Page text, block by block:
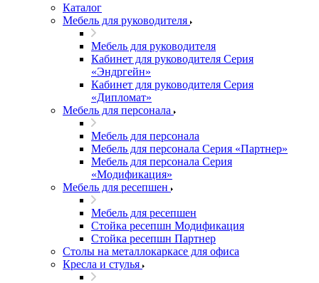
Каталог
Мебель для руководителя
Мебель для руководителя
Кабинет для руководителя Серия
«Эндргейн»
Кабинет для руководителя Серия
«Дипломат»
Мебель для персонала
Мебель для персонала
Мебель для персонала Серия «Партнер»
Мебель для персонала Серия
«Модификация»
Мебель для ресепшен
Мебель для ресепшен
Стойка ресепшн Модификация
Стойка ресепшн Партнер
Столы на металлокаркасе для офиса
Кресла и стулья